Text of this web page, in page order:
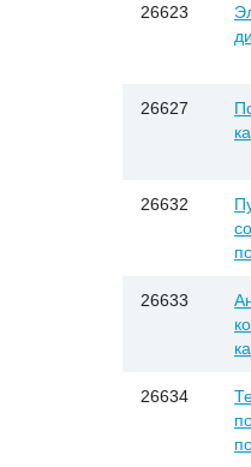
26623
26627
26632
26633
26634